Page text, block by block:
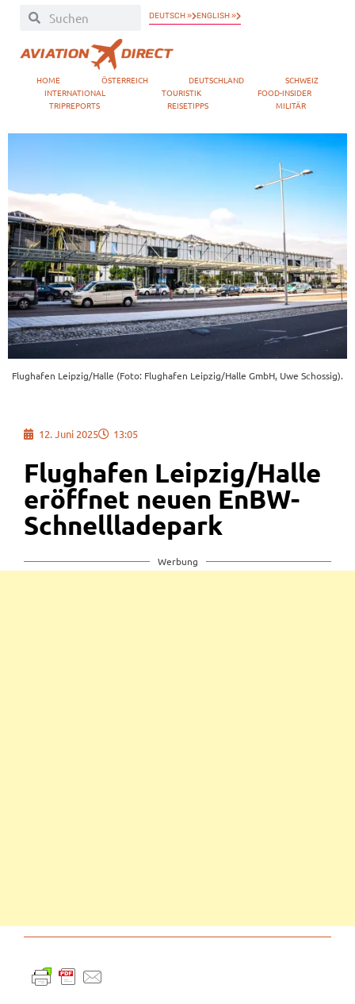
DEUTSCH » ENGLISH »
HOME ÖSTERREICH DEUTSCHLAND
SCHWEIZ
INTERNATIONAL
TOURISTIK
FOOD-INSIDER
TRIPREPORTS
REISETIPPS MILITÄR
Flughafen Leipzig/Halle (Foto: Flughafen Leipzig/Halle GmbH, Uwe Schossig).
12. Juni 2025 13:05
Flughafen Leipzig/Halle
eröffnet neuen EnBW-
Schnellladepark
Werbung